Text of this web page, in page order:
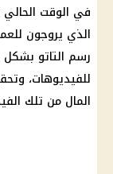
في الوقت الحالي
الذي يروجون
رسم التاتو
للفيديوهات،
المال من تلك